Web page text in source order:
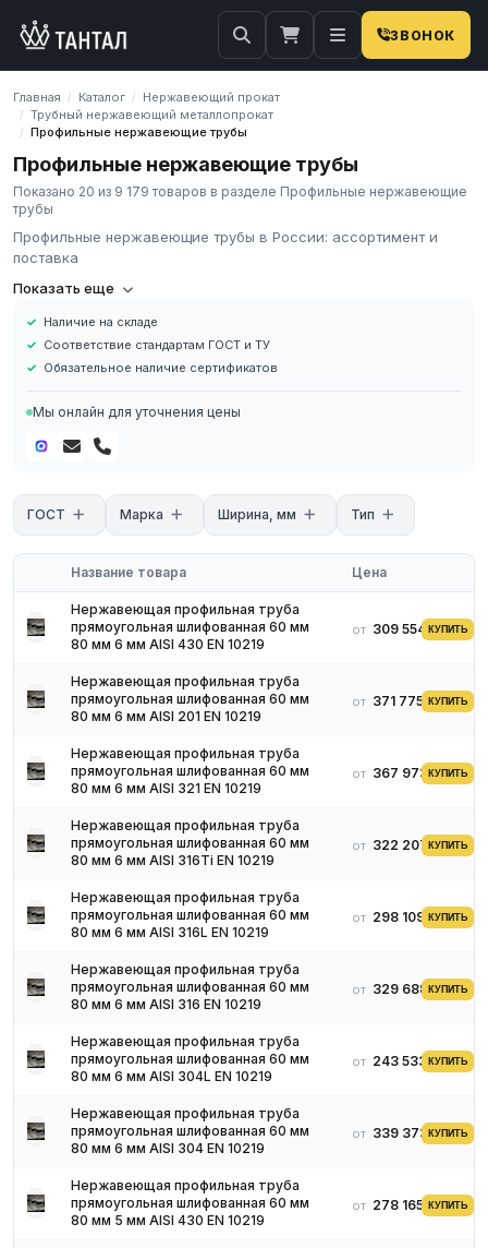
ЗВОНОК
Главная / Каталог / Нержавеющий прокат
/ Трубный нержавеющий металлопрокат
/ Профильные нержавеющие трубы
Профильные нержавеющие трубы
Показано 20 из 9 179 товаров в разделе Профильные нержавеющие
трубы
Профильные нержавеющие трубы в России: ассортимент и
поставка
Профильные нержавеющие трубы
прямоугольного сечения из **AISI 304** (08Х18Н10), реже
**AISI 430**. Изготавливаются по **ГОСТ 19277-2016**.
Применяются в ограждениях, мебели, архитектуре и лёгких
- Сечение: Значение квадрат, прямоугольник
- Марки: Значение AISI 304, AISI 430
Применение
- Каркасы мебели и витрин
- Архитектурные и фасадные элементы
Условия поставки
Показать еще
Наличие на складе
Соответствие стандартам ГОСТ и ТУ
Обязательное наличие сертификатов
Мы онлайн для уточнения цены
ГОСТ Марка Ширина, мм Тип
Название товара Цена
Нержавеющая профильная труба
прямоугольная шлифованная 60 мм
80 мм 6 мм AISI 430 EN 10219
от 309 554 ₽КУПИТЬ
Нержавеющая профильная труба
прямоугольная шлифованная 60 мм
80 мм 6 мм AISI 201 EN 10219
от 371 775 ₽КУПИТЬ
Нержавеющая профильная труба
прямоугольная шлифованная 60 мм
80 мм 6 мм AISI 321 EN 10219
от 367 973 ₽КУПИТЬ
Нержавеющая профильная труба
прямоугольная шлифованная 60 мм
80 мм 6 мм AISI 316Ti EN 10219
от 322 207 ₽КУПИТЬ
Нержавеющая профильная труба
прямоугольная шлифованная 60 мм
80 мм 6 мм AISI 316L EN 10219
от 298 109 ₽КУПИТЬ
Нержавеющая профильная труба
прямоугольная шлифованная 60 мм
80 мм 6 мм AISI 316 EN 10219
от 329 688 ₽КУПИТЬ
Нержавеющая профильная труба
прямоугольная шлифованная 60 мм
80 мм 6 мм AISI 304L EN 10219
от 243 533 ₽КУПИТЬ
Нержавеющая профильная труба
прямоугольная шлифованная 60 мм
80 мм 6 мм AISI 304 EN 10219
от 339 373 ₽КУПИТЬ
Нержавеющая профильная труба
прямоугольная шлифованная 60 мм
80 мм 5 мм AISI 430 EN 10219
от 278 165 ₽КУПИТЬ